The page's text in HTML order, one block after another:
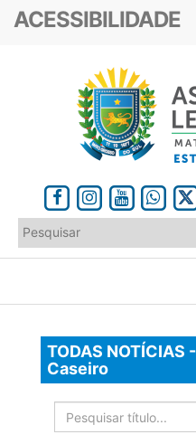
ACESSIBILIDADE
TODAS NOTÍCIAS
Caseiro